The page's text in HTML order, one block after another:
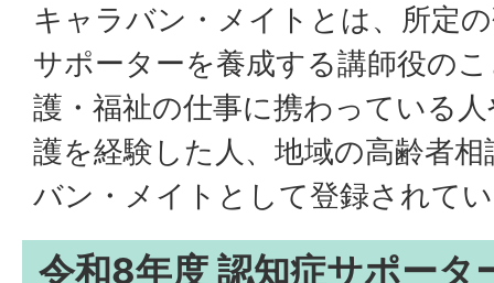
キャラバン・メイトとは、所定
サポーターを養成する講師役の
護・福祉の仕事に携わっている
護を経験した人、地域の高齢者
バン・メイトとして登録されて
令和8年度 認知症サポータ